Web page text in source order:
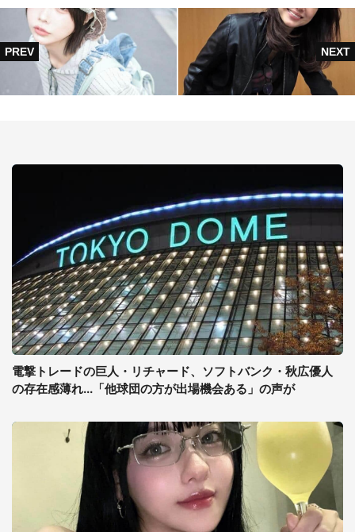
電撃トレードの巨人・リチャード、ソフトバンク・秋広優人
の存在感薄れ...「他球団の方が出場機会ある」の声が